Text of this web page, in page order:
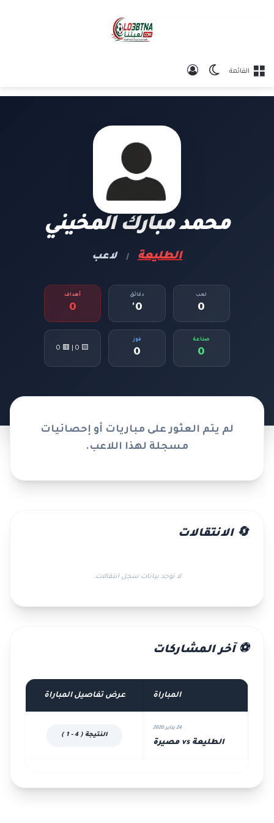
القائمة الوضع المظلم
محمد مبارك المخيني
الطليعة | لاعب
لعب
0
دقائق
0'
أهداف
0
صناعة
0
فوز
0
🟨 0 | 🟥 0
لم يتم العثور على مباريات أو إحصائيات
مسجلة لهذا اللاعب.
🔄 الانتقالات
لا توجد بيانات سجل انتقالات.
⚽ آخر المشاركات
المباراة عرض تفاصيل المباراة
24 يناير 2020
الطليعة vs مصيرة
النتيجة ( 4 - 1 )